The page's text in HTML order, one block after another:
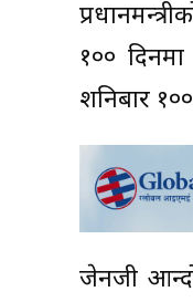
१००
शनिबार
जेनजी